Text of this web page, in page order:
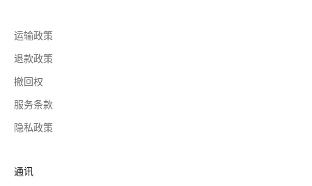
运输政策
退款政策
撤回权
服务条款
隐私政策
通讯